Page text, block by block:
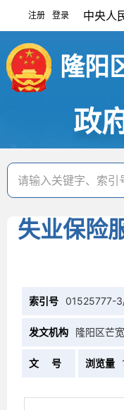
注册 登录 中央人
隆阳
政
失业保险
索引号 01525777-
发文机构 隆阳区芒
文 号 浏览量